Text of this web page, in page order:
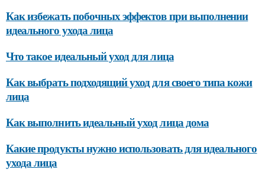
Как избежать побочных эффектов при выполнении
идеального ухода лица
Что такое идеальный уход для лица
Как выбрать подходящий уход для своего типа кожи
лица
Как выполнить идеальный уход лица дома
Какие продукты нужно использовать для идеального
ухода лица